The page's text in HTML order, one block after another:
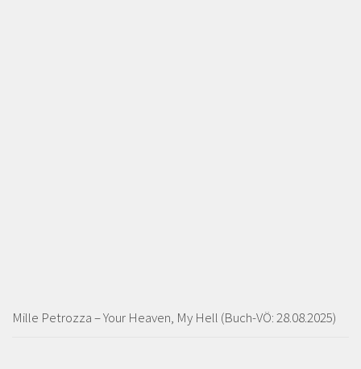
Mille Petrozza – Your Heaven, My Hell (Buch-VÖ: 28.08.2025)